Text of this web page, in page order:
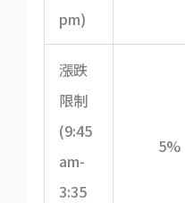
pm)
漲跌
限制
(9:45
am-
3:35
5%